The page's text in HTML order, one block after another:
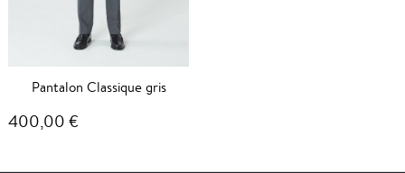
Pantalon Classique gris
400,00 €